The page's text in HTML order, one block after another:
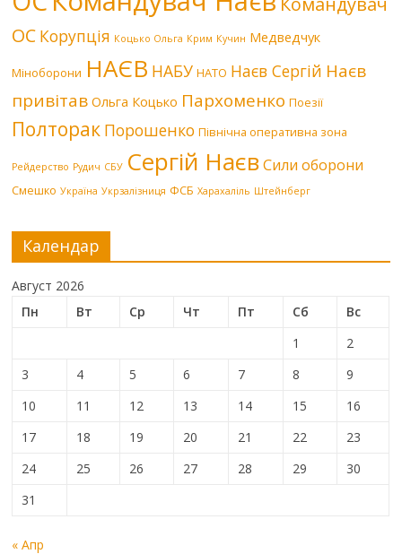
ОС Корупція Коцько Ольга Крим Кучин Медведчук
Міноборони НАЄВ НАБУ НАТО Наєв Сергій Наєв
привітав Ольга Коцько Пархоменко Поезії
Полторак Порошенко Північна оперативна зона
Рейдерство Рудич СБУ Сергій Наєв Сили оборони
Смешко Україна Укрзалізниця ФСБ Харахаліль Штейнберг
Календар
Август 2026
Пн
Вт Ср Чт Пт Сб
Вс
1
2
3
4 5 6 7 8
9
10
11 12 13 14 15
16
17
18 19 20 21 22
23
24
25 26 27 28 29
30
31
« Апр